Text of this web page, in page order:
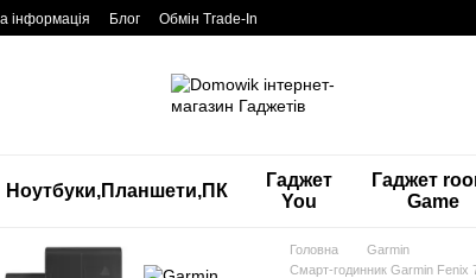
інформація Блог Обмін Trade-In
Ноутбуки,Планшети,ПК
Гаджет
You
Гаджет
Game
Головна
Garmin
Смарт-годинник Garmin Fenix